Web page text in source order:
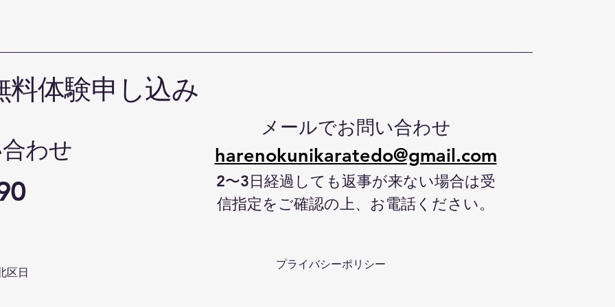
体験申し込み
わせ
区日
メールでお問い合わせ
harenokunikaratedo@gmail.com
2〜3日経過しても返事が来ない場合は受
信指定をご確認の上、お電話ください。
プライバシーポリシー